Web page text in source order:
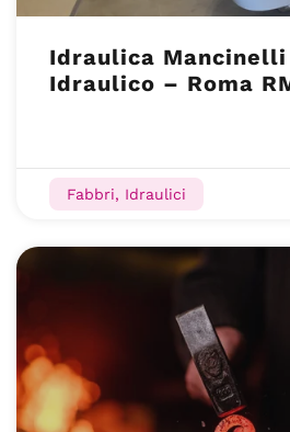
Idraulica Mancinelli
Idraulico – Roma
Fabbri, Idraulici